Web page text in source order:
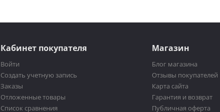
Кабинет покупателя
Войти
Создать учетную запись
Заказы
Отложенные товары
Список сравнения
Магазин
Блог магазина
Отзывы покупателей
Карта сайта
Гарантия и возврат
Публичная оферта